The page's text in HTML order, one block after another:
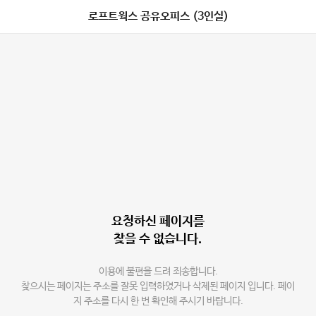
로프트웍스 공유오피스 (3인실)
요청하신 페이지를
찾을 수 없습니다.
이용에 불편을 드려 죄송합니다.
찾으시는 페이지는 주소를 잘못 입력하였거나 삭제된 페이지 입니다. 페이
지 주소를 다시 한 번 확인해 주시기 바랍니다.